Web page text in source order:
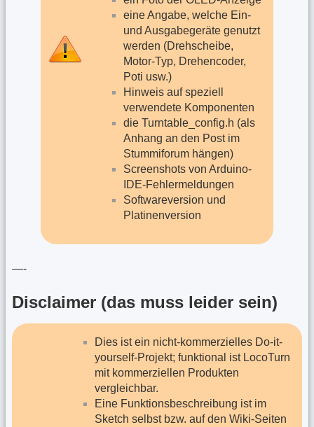
eine Angabe, welche Ein-
und Ausgabegeräte genutzt
werden (Drehscheibe,
Motor-Typ, Drehencoder,
Poti usw.)
Hinweis auf speziell
verwendete Komponenten
die Turntable_config.h (als
Anhang an den Post im
Stummiforum hängen)
Screenshots von Arduino-
IDE-Fehlermeldungen
Softwareversion und
Platinenversion
—-
Disclaimer (das muss leider sein)
Dies ist ein nicht-kommerzielles Do-it-
yourself-Projekt; funktional ist LocoTurn
mit kommerziellen Produkten
vergleichbar.
Eine Funktionsbeschreibung ist im
Sketch selbst bzw. auf den Wiki-Seiten